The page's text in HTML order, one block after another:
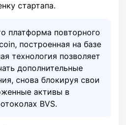
стартапа.
платформа повторного
построенная на базе
технология позволяет
дополнительные
снова блокируя свои
активы в
BVS.